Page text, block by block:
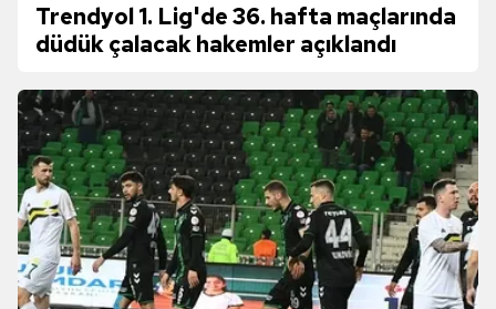
Trendyol 1. Lig'de 36. hafta maçlarında
düdük çalacak hakemler açıklandı